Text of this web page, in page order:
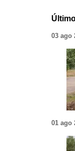
03 ago
01 ago